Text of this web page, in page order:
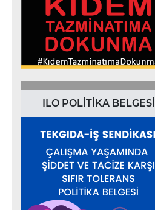
ILO POLİTİKA BELGESİ